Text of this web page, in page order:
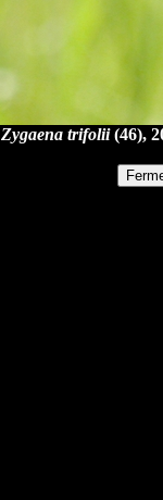
Zygaena trifolii(46),